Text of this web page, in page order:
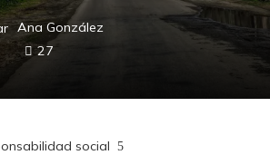
Ana González
27
social